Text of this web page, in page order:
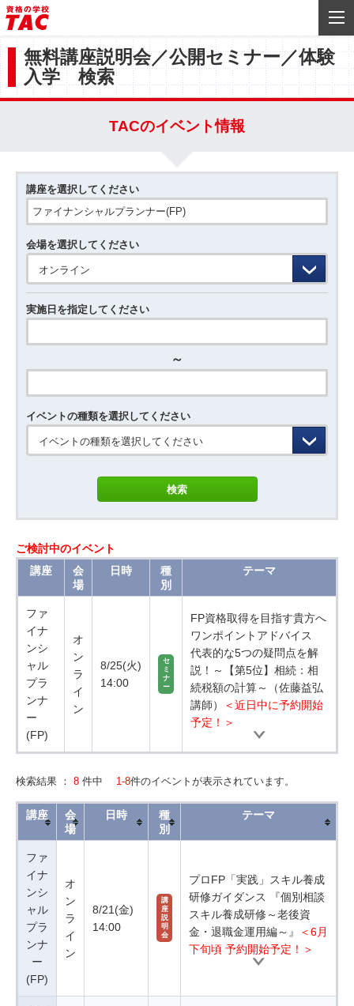
無料講座説明会／公開セミナー／体験
入学 検索
TACのイベント情報
講座を選択してください
会場を選択してください
オンライン
実施日を指定してください
～
イベントの種類を選択してください
イベントの種類を選択してください
ご検討中のイベント
講座
会
場
日時
種
別
テーマ
ファ
イナ
ンシ
ャル
プラ
ンナ
ー
(FP)
オ
ン
ラ
イ
ン
8/25(火)
14:00
セ
ミ
ナ
ー
FP資格取得を目指す貴方へ
ワンポイントアドバイス
代表的な5つの疑問点を解
説！～【第5位】相続：相
続税額の計算～（佐藤益弘
講師）
＜近日中に予約開始
予定！＞
検索結果 ： 8 件中 1-8件のイベントが表示されています。
講座
会
場
日時
種
別
テーマ
ファ
イナ
ンシ
ャル
プラ
ンナ
ー
(FP)
オ
ン
ラ
イ
ン
8/21(金)
14:00
講
座
説
明
会
プロFP「実践」スキル養成
研修ガイダンス 『個別相談
スキル養成研修～老後資
金・退職金運用編～』
＜6月
下旬頃 予約開始予定！＞